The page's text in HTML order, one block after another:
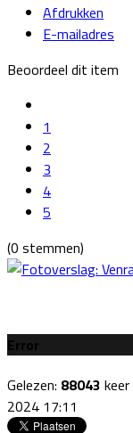
Afdrukken
E-mailadres
Beoordeel dit item
1
2
3
4
5
(0 stemmen)
Error
Gelezen: 88043 keer
2024 17:11